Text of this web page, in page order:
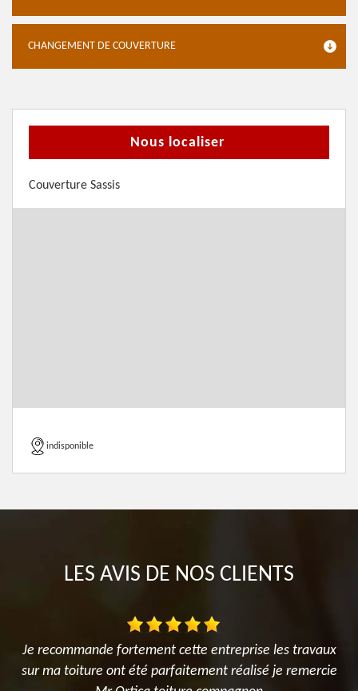
CHANGEMENT DE COUVERTURE
Nous localiser
Couverture Sassis
indisponible
LES AVIS DE NOS CLIENTS
Je recommande fortement cette entreprise les travaux
sur ma toiture ont été parfaitement réalisé je remercie